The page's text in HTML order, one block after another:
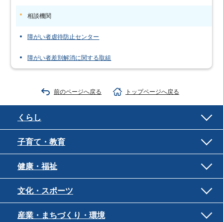
相談機関
障がい者虐待防止センター
障がい者差別解消に関する取組
前のページへ戻る トップページへ戻る
くらし
子育て・教育
健康・福祉
文化・スポーツ
産業・まちづくり・環境